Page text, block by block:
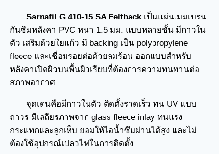
Sarnafil G 410-15 SA Feltback เป็นแผ่นเมมเบรน
กันซึมหลังคา PVC หนา 1.5 มม. แบบหลายชั้น มีกาวใน
ตัว เสริมด้วยใยแก้ว มี backing เป็น polypropylene
fleece และเชื่อมรอยต่อด้วยลมร้อน ออกแบบสำหรับ
หลังคาเปิดผิวบนพื้นผิวเรียบที่ต้องการความทนทานต่อ
สภาพอากาศ
จุดเด่นคือมีกาวในตัว ติดตั้งรวดเร็ว ทน UV แบบ
ถาวร มีเสถียรภาพจาก glass fleece inlay ทนแรง
กระแทกและลูกเห็บ ยอมให้ไอน้ำซึมผ่านได้สูง และไม่
ต้องใช้อุปกรณ์เปลวไฟในการติดตั้ง